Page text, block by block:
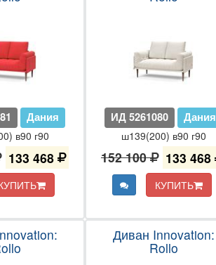
Дания
в90 г90
133 468
ИД 5261080 Дания
ш139(200) в90 г90
152 100 133 468
КУПИТЬ
Диван Innovation:
Rollo